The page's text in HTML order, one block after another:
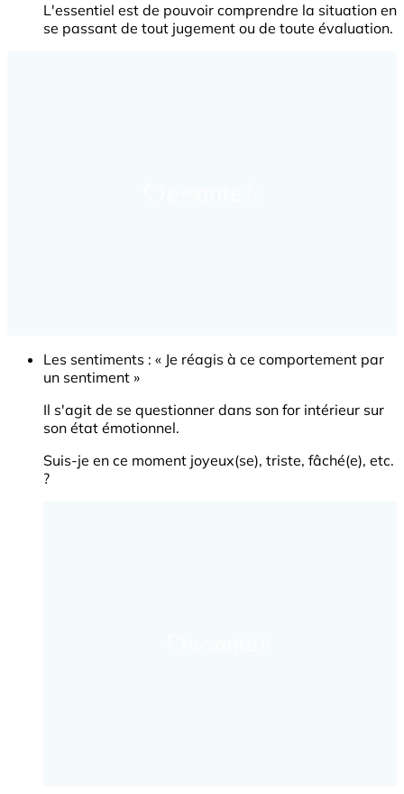
L'essentiel est de pouvoir comprendre la situation en
se passant de tout jugement ou de toute évaluation.
Les sentiments : « Je réagis à ce comportement par
un sentiment »
Il s'agit de se questionner dans son for intérieur sur
son état émotionnel.
Suis-je en ce moment joyeux(se), triste, fâché(e), etc.
?